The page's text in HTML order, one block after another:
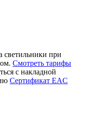
светильники при
Смотреть тарифы
с накладной
Cертификат EAC